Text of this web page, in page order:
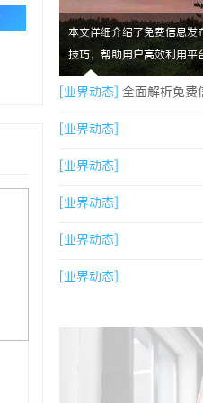
本文详细介绍了免费信息发
技巧，帮助用户高效利用平
[业界动态] 全面解析免费
用技巧
[业界动态]
[业界动态]
[业界动态]
[业界动态]
[业界动态]